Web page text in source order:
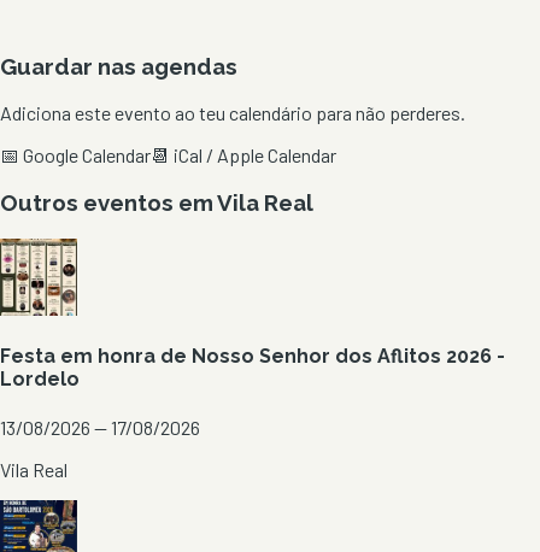
Guardar nas agendas
Adiciona este evento ao teu calendário para não perderes.
📅 Google Calendar📆 iCal / Apple Calendar
Outros eventos emVila Real
Festa em honra de Nosso Senhor dos Aflitos 2026 -
Lordelo
13/08/2026 — 17/08/2026
Vila Real